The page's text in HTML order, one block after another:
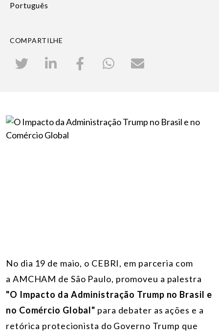
Português
COMPARTILHE
No dia 19 de maio, o CEBRI, em parceria com
a AMCHAM de São Paulo, promoveu a palestra
"O Impacto da Administração Trump no Brasil e
no Comércio Global" para debater as ações e a
retórica protecionista do Governo Trump que